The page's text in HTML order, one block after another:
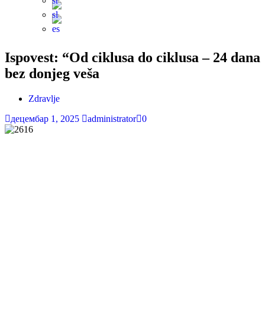
Ispovest: “Od ciklusa do ciklusa – 24 dana
bez donjeg veša
Zdravlje
децембар 1, 2025
administrator 0